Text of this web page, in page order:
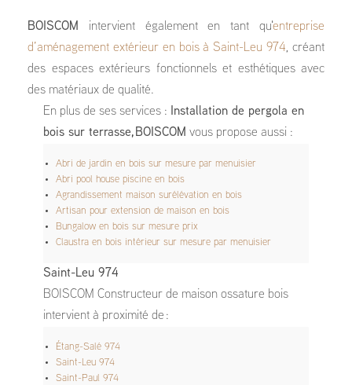
BOISCOM intervient également en tant qu'entreprise
d’aménagement extérieur en bois à Saint-Leu 974, créant
des espaces extérieurs fonctionnels et esthétiques avec
des matériaux de qualité.
En plus de ses services :
Installation de pergola en
bois sur terrasse, BOISCOM vous propose aussi :
Abri de jardin en bois sur mesure par menuisier
Abri pool house piscine en bois
Agrandissement maison surélévation en bois
Artisan pour extension de maison en bois
Bungalow en bois sur mesure prix
Claustra en bois intérieur sur mesure par menuisier
Saint-Leu 974
BOISCOM Constructeur de maison ossature bois
intervient à proximité de :
Étang-Salé 974
Saint-Leu 974
Saint-Paul 974